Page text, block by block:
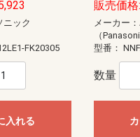
ニック
FK20305
入れる
販売価
メーカー
（
型番：
数量